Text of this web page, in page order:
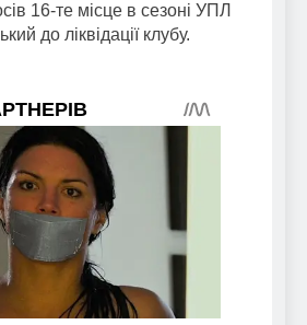
16-те місце в сезоні УПЛ
до ліквідації клубу.